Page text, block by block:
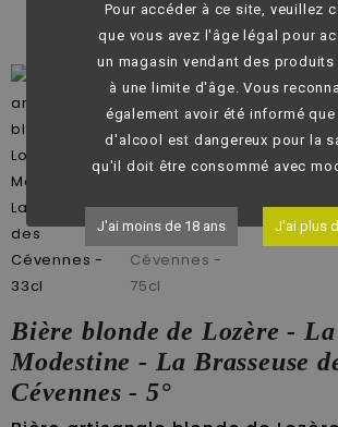
Pour accéder à ce site, veuillez
que vous avez l'âge légal pour
un magasin vendant des
à une limite d'âge. Vous
également avoir été informé
d'alcool est dangereux pour la
qu'il doit être consommé avec
J'ai moins de 18 ans J'ai plus
Bière blonde de Lozère - La
Modestine - La Brasseuse
Cévennes - 5°